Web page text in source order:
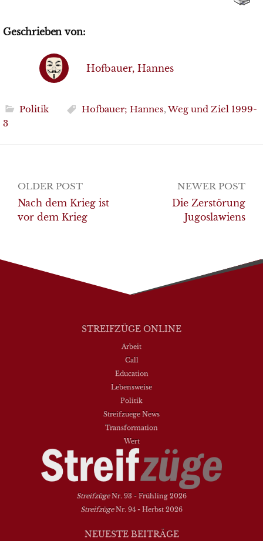
Geschrieben von:
Hofbauer, Hannes
Politik Hofbauer; Hannes,Weg und Ziel 1999-
3
Post
navigation
OLDER POST
Nach dem Krieg ist
vor dem Krieg
NEWER POST
Die Zerstörung
Jugoslawiens
STREIFZÜGE ONLINE
Arbeit
Call
Education
Lebensweise
Politik
Streifzuege News
Transformation
Wert
StreifzügeNr. 93 - Frühling 2026
StreifzügeNr. 94 - Herbst 2026
NEUESTE BEITRÄGE